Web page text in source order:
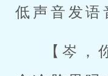
低声音发语
【岑，